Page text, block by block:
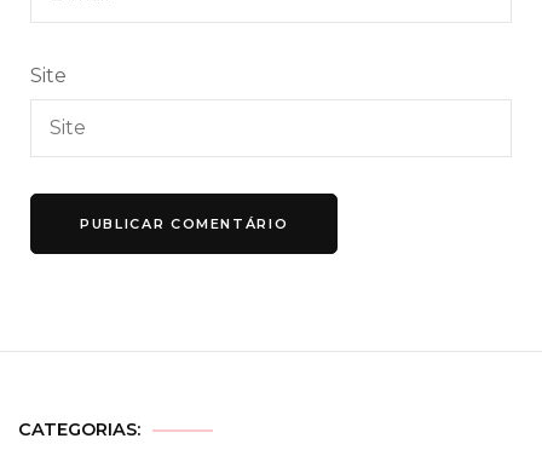
Site
CATEGORIAS: